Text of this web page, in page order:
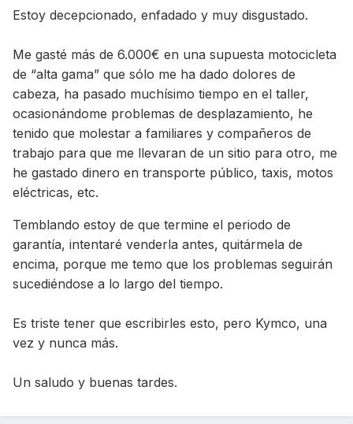
Estoy decepcionado, enfadado y muy disgustado.
Me gasté más de 6.000€ en una supuesta motocicleta
de “alta gama” que sólo me ha dado dolores de
cabeza, ha pasado muchísimo tiempo en el taller,
ocasionándome problemas de desplazamiento, he
tenido que molestar a familiares y compañeros de
trabajo para que me llevaran de un sitio para otro, me
he gastado dinero en transporte público, taxis, motos
eléctricas, etc.
Temblando estoy de que termine el periodo de
garantía, intentaré venderla antes, quitármela de
encima, porque me temo que los problemas seguirán
sucediéndose a lo largo del tiempo.
Es triste tener que escribirles esto, pero Kymco, una
vez y nunca más.
Un saludo y buenas tardes.